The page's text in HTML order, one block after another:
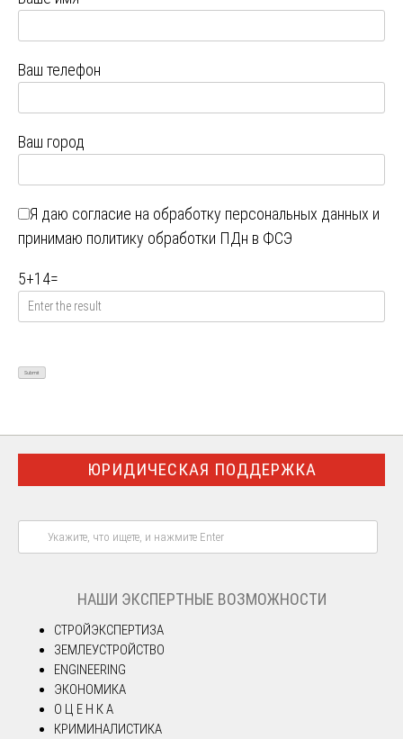
Ваш телефон
Ваш город
Я даю согласие на обработку персональных данных и
принимаю политику обработки ПДн в ФСЭ
5+14=
ЮРИДИЧЕСКАЯ ПОДДЕРЖКА
НАШИ ЭКСПЕРТНЫЕ ВОЗМОЖНОСТИ
СТРОЙЭКСПЕРТИЗА
ЗЕМЛЕУСТРОЙСТВО
ENGINEERING
ЭКОНОМИКА
О Ц Е Н К А
КРИМИНАЛИСТИКА